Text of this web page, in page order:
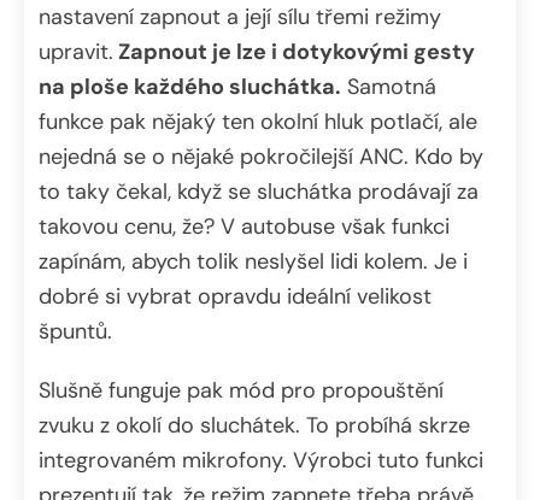
nastavení zapnout a její sílu třemi režimy
upravit. Zapnout je lze i dotykovými gesty
na ploše každého sluchátka. Samotná
funkce pak nějaký ten okolní hluk potlačí, ale
nejedná se o nějaké pokročilejší ANC. Kdo by
to taky čekal, když se sluchátka prodávají za
takovou cenu, že? V autobuse však funkci
zapínám, abych tolik neslyšel lidi kolem. Je i
dobré si vybrat opravdu ideální velikost
špuntů.
Slušně funguje pak mód pro propouštění
zvuku z okolí do sluchátek. To probíhá skrze
integrovaném mikrofony. Výrobci tuto funkci